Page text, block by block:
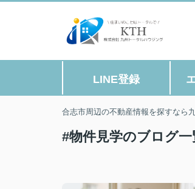
LINE登録
合志市周辺の不動産情報を探すなら
#物件見学のブログ一